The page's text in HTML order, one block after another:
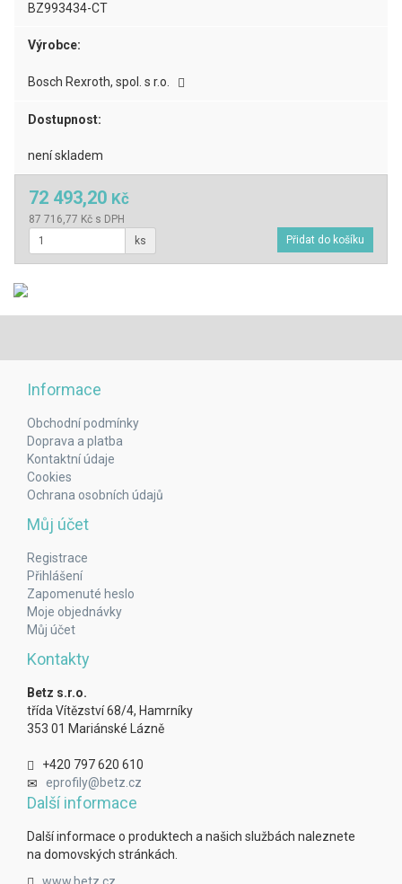
BZ993434-CT
Výrobce:
Bosch Rexroth, spol. s r.o.
Dostupnost:
není skladem
72 493,20 Kč
87 716,77 Kč s DPH
ks
Informace
Obchodní podmínky
Doprava a platba
Kontaktní údaje
Cookies
Ochrana osobních údajů
Můj účet
Registrace
Přihlášení
Zapomenuté heslo
Moje objednávky
Můj účet
Kontakty
Betz s.r.o.
třída Vítězství 68/4, Hamrníky
353 01 Mariánské Lázně
+420 797 620 610
eprofily@betz.cz
Další informace
Další informace o produktech a našich službách naleznete
na domovských stránkách.